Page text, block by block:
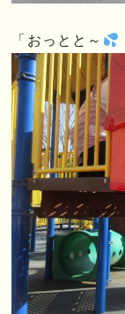
「おっとと～